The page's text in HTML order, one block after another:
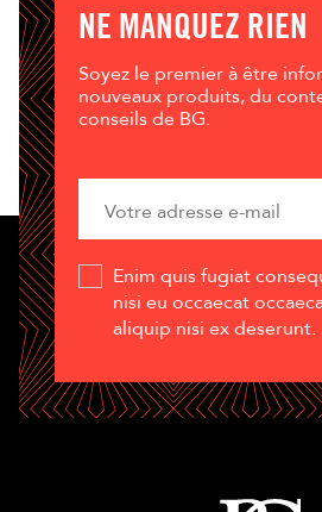
NE MANQUEZ RIEN
Soyez le premier à être
nouveaux produits, du
conseils de BG.
Enim quis fugiat
nisi eu occaecat
aliquip nisi ex deserunt.